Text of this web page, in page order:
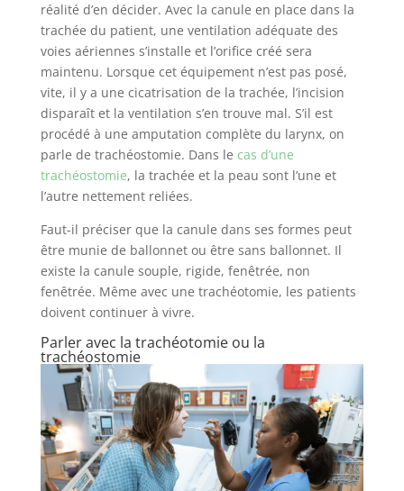
réalité d’en décider. Avec la canule en place dans la
trachée du patient, une ventilation adéquate des
voies aériennes s’installe et l’orifice créé sera
maintenu. Lorsque cet équipement n’est pas posé,
vite, il y a une cicatrisation de la trachée, l’incision
disparaît et la ventilation s’en trouve mal. S’il est
procédé à une amputation complète du larynx, on
parle de trachéostomie. Dans le cas d’une
trachéostomie, la trachée et la peau sont l’une et
l’autre nettement reliées.
Faut-il préciser que la canule dans ses formes peut
être munie de ballonnet ou être sans ballonnet. Il
existe la canule souple, rigide, fenêtrée, non
fenêtrée. Même avec une trachéotomie, les patients
doivent continuer à vivre.
Parler avec la trachéotomie ou la
trachéostomie